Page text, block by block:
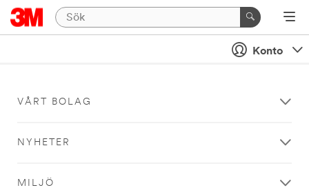
Konto
VÅRT BOLAG
NYHETER
MILJÖ